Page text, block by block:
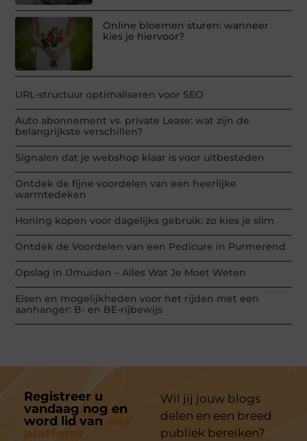
Online bloemen sturen: wanneer
kies je hiervoor?
URL-structuur optimaliseren voor SEO
Auto abonnement vs. private Lease: wat zijn de
belangrijkste verschillen?
Signalen dat je webshop klaar is voor uitbesteden
Ontdek de fijne voordelen van een heerlijke
warmtedeken
Honing kopen voor dagelijks gebruik: zo kies je slim
Ontdek de Voordelen van een Pedicure in Purmerend
Opslag in IJmuiden – Alles Wat Je Moet Weten
Eisen en mogelijkheden voor het rijden met een
aanhanger: B- en BE-rijbewijs
Registreer u
vandaag nog en
word lid van
platform
Wil jij jouw blogs
delen en een breed
publiek bereiken?